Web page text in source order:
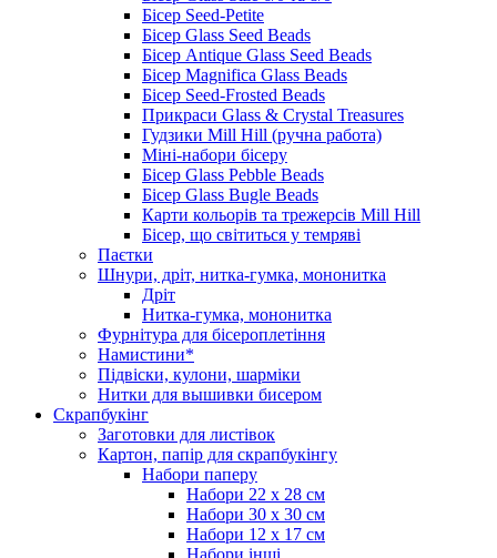
Бісер Seed-Petite
Бісер Glass Seed Beads
Бісер Antique Glass Seed Beads
Бісер Magnifica Glass Beads
Бісер Seed-Frosted Beads
Прикраси Glass & Crystal Treasures
Гудзики Mill Hill (ручна работа)
Міні-набори бісеру
Бісер Glass Pebble Beads
Бісер Glass Bugle Beads
Карти кольорів та трежерсів Mill Hill
Бісер, що світиться у темряві
Паєтки
Шнури, дріт, нитка-гумка, мононитка
Дріт
Нитка-гумка, мононитка
Фурнітура для бісероплетіння
Намистини*
Підвіски, кулони, шарміки
Нитки для вышивки бисером
Скрапбукінг
Заготовки для листівок
Картон, папір для скрапбукінгу
Набори паперу
Набори 22 х 28 см
Набори 30 х 30 см
Набори 12 х 17 см
Набори інші